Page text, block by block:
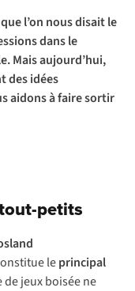
l’on nous disait le
dans le
Mais aujourd’hui,
des idées
aidons à faire sortir
petits
leprincipal
de jeux boisée ne